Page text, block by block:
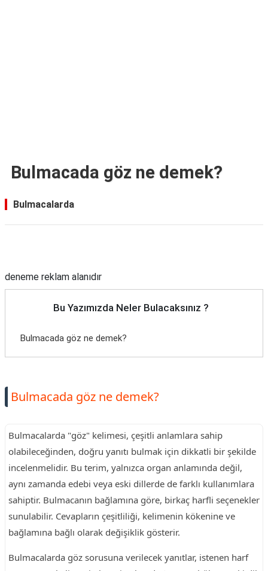
Bulmacada göz ne demek?
Bulmacalarda
deneme reklam alanıdır
Bu Yazımızda Neler Bulacaksınız ?
Bulmacada göz ne demek?
Bulmacada göz ne demek?
Bulmacalarda "göz" kelimesi, çeşitli anlamlara sahip
olabileceğinden, doğru yanıtı bulmak için dikkatli bir şekilde
incelenmelidir. Bu terim, yalnızca organ anlamında değil,
aynı zamanda edebi veya eski dillerde de farklı kullanımlara
sahiptir. Bulmacanın bağlamına göre, birkaç harfli seçenekler
sunulabilir. Cevapların çeşitliliği, kelimenin kökenine ve
bağlamına bağlı olarak değişiklik gösterir.
Bulmacalarda göz sorusuna verilecek yanıtlar, istenen harf